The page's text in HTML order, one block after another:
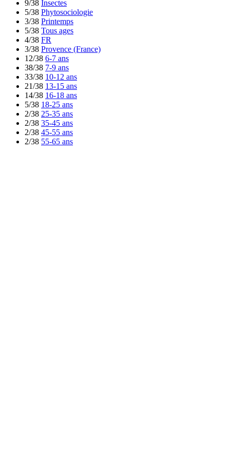
9/38 Insectes
5/38 Phytosociologie
3/38 Printemps
5/38 Tous ages
4/38 FR
3/38 Provence (France)
12/38 6-7 ans
38/38 7-9 ans
33/38 10-12 ans
21/38 13-15 ans
14/38 16-18 ans
5/38 18-25 ans
2/38 25-35 ans
2/38 35-45 ans
2/38 45-55 ans
2/38 55-65 ans